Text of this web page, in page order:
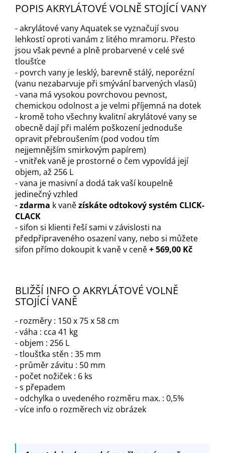
POPIS AKRYLÁTOVÉ VOLNĚ STOJÍCÍ VANY
- akrylátové vany Aquatek se vyznačují svou
lehkostí oproti vanám z litého mramoru. Přesto
jsou však pevné a plně probarvené v celé své
tloušťce
- povrch vany je lesklý, barevně stálý, neporézní
(vanu nezabarvuje při smývání barvených vlasů)
- vana má vysokou povrchovou pevnost,
chemickou odolnost a je velmi příjemná na dotek
- kromě toho všechny kvalitní akrylátové vany se
obecně dají při malém poškození jednoduše
opravit přebroušením (pod vodou tím
nejjemnějším smirkovým papírem)
- vnitřek vaně je prostorné o čem vypovídá její
objem, až 256 L
- vana je masivní a dodá tak vaší koupelně
jedinečný vzhled
-zdarma k vanězískáte odtokový systém CLICK-
CLACK
- sifon si klienti řeší sami v závislosti na
předpřipraveného osazení vany, nebo si můžete
sifon přímo dokoupit k vaně v ceně+ 569,00 Kč
BLIŽŠÍ INFO O AKRYLÁTOVÉ VOLNĚ
STOJÍCÍ VANĚ
- rozměry : 150 x 75 x 58 cm
- váha : cca 41 kg
- objem : 256 L
- tloušťka stěn : 35 mm
- průměr závitu : 50 mm
- počet nožiček : 6 ks
- s přepadem
- odchylka o uvedeného rozměru max. : 0,5%
- více info o rozměrech viz obrázek